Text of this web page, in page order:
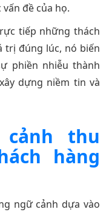
đề của họ.
tiếp những thách
trị đúng lúc, nó biến
phiền nhiễu thành
dựng niềm tin và
cảnh thu
hàng
ngữ cảnh dựa vào